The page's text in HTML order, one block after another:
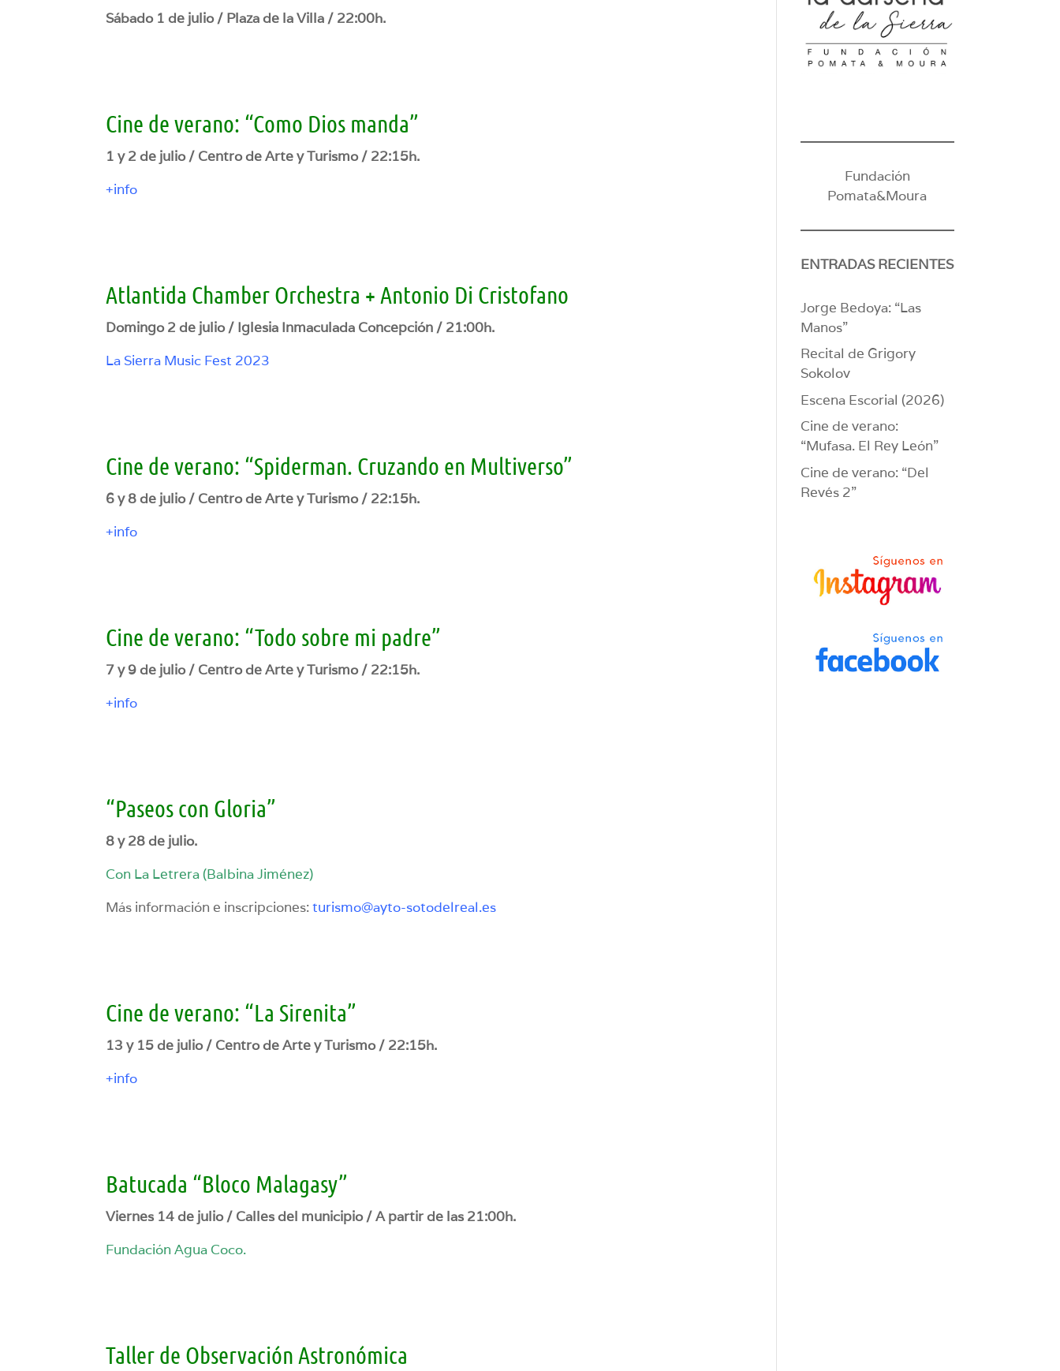
Sábado 1 de julio / Plaza de la Villa / 22:00h.
Cine de verano: “Como Dios manda”
1 y 2 de julio / Centro de Arte y Turismo / 22:15h.
+info
Atlantida Chamber Orchestra + Antonio Di Cristofano
Domingo 2 de julio / Iglesia Inmaculada Concepción / 21:00h.
La Sierra Music Fest 2023
Cine de verano: “Spiderman. Cruzando en Multiverso”
6 y 8 de julio / Centro de Arte y Turismo / 22:15h.
+info
Cine de verano: “Todo sobre mi padre”
7 y 9 de julio / Centro de Arte y Turismo / 22:15h.
+info
“Paseos con Gloria”
8 y 28 de julio.
Con La Letrera (Balbina Jiménez)
Más información e inscripciones:turismo@ayto-sotodelreal.es
Cine de verano: “La Sirenita”
13 y 15 de julio / Centro de Arte y Turismo / 22:15h.
+info
Batucada “Bloco Malagasy”
Viernes 14 de julio / Calles del municipio / A partir de las 21:00h.
Fundación Agua Coco.
Taller de Observación Astronómica
Fundación
Pomata&Moura
ENTRADAS RECIENTES
Jorge Bedoya: “Las
Manos”
Recital de Grigory
Sokolov
Escena Escorial (2026)
Cine de verano:
“Mufasa. El Rey León”
Cine de verano: “Del
Revés 2”